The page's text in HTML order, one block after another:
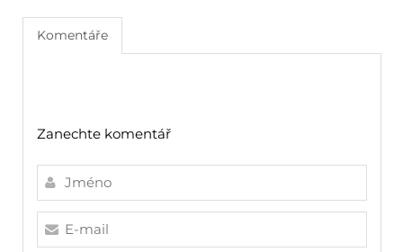
Komentáře
Zanechte komentář